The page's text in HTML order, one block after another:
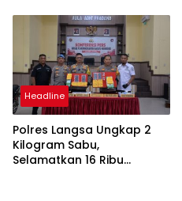
Headline
Polres Langsa Ungkap 2
Kilogram Sabu,
Selamatkan 16 Ribu